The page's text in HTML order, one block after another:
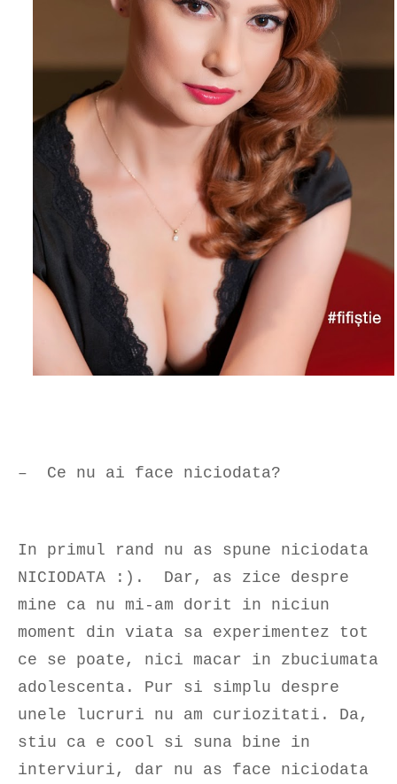
– Ce nu ai face niciodata?
In primul rand nu as spune niciodata
NICIODATA :). Dar, as zice despre
mine ca nu mi-am dorit in niciun
moment din viata sa experimentez tot
ce se poate, nici macar in zbuciumata
adolescenta. Pur si simplu despre
unele lucruri nu am curiozitati. Da,
stiu ca e cool si suna bine in
interviuri, dar nu as face niciodata